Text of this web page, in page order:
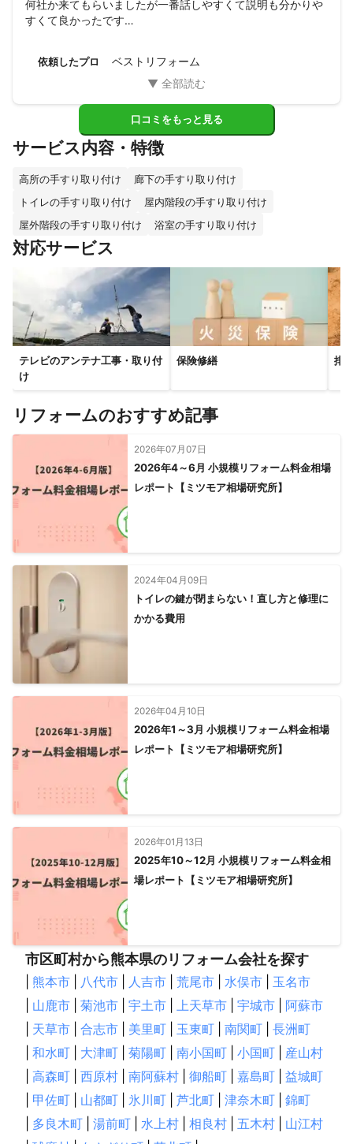
何社か来てもらいましたが一番話しやすくて説明も分かりや
すくて良かったです
また他のリフォームもお願いしたいと思います
依頼したプロ ベストリフォーム
口コミをもっと見る
サービス内容・特徴
高所の手すり取り付け
廊下の手すり取り付け
トイレの手すり取り付け
屋内階段の手すり取り付け
屋外階段の手すり取り付け
浴室の手すり取り付け
対応サービス
テレビのアンテナ工事・取り付
け
保険修繕 排
リフォームのおすすめ記事
2026年07月07日
2026年4～6月 小規模リフォーム料金相場
レポート【ミツモア相場研究所】
2024年04月09日
トイレの鍵が閉まらない！直し方と修理に
かかる費用
2026年04月10日
2026年1～3月 小規模リフォーム料金相場
レポート【ミツモア相場研究所】
2026年01月13日
2025年10～12月 小規模リフォーム料金相
場レポート【ミツモア相場研究所】
市区町村から熊本県のリフォーム会社を探す
熊本市 八代市 人吉市 荒尾市 水俣市
玉名市
山鹿市 菊池市 宇土市 上天草市 宇城市
阿蘇市
天草市 合志市 美里町 玉東町 南関町
長洲町
和水町 大津町 菊陽町 南小国町 小国町
産山村
高森町 西原村 南阿蘇村 御船町 嘉島町
益城町
甲佐町 山都町 氷川町 芦北町 津奈木町
錦町
多良木町 湯前町 水上村 相良村 五木村
山江村